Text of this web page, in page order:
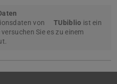
von
TUbiblio ist ein
Sie es zu einem